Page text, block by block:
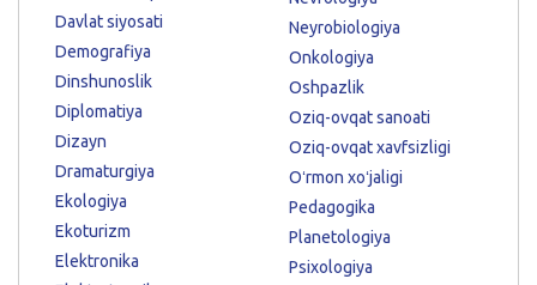
Davlat siyosati
Demografiya
Dinshunoslik
Diplomatiya
Dizayn
Dramaturgiya
Ekologiya
Ekoturizm
Elektronika
Neyrobiologiya
Onkologiya
Oshpazlik
Oziq-ovqat sanoati
Oziq-ovqat xavfsizligi
Oʻrmon xoʻjaligi
Pedagogika
Planetologiya
Psixologiya